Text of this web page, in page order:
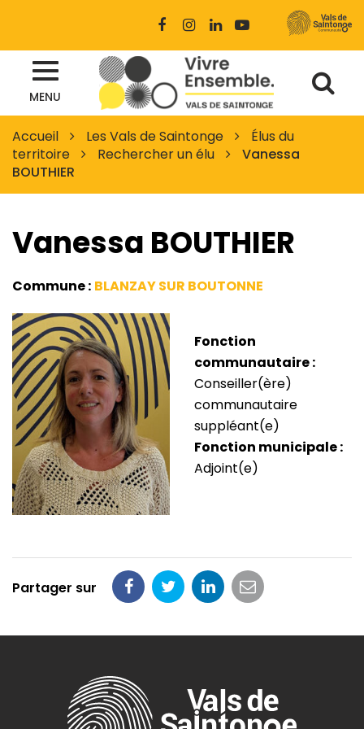
Lien
compte
Facebook
Lien
le
compte
Instagram
Lien
le
compte
Linkedin
chaîne
Youtube
MENU Site
officiel
des
Vals
de
à
Accueil Les Vals de Saintonge
Élus du
territoire
Rechercher un élu
Vanessa
BOUTHIER
Vanessa BOUTHIER
Commune : BLANZAY SUR BOUTONNE
Fonction
communautaire :
Conseiller(ère)
communautaire
suppléant(e)
Fonction municipale :
Adjoint(e)
Partager sur
Partager
Facebook
Partager
Twitter
Partager
LinkedIn
Partager
email